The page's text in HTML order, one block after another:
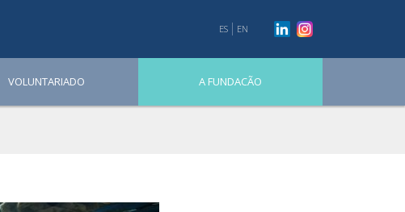
ES EN
VOLUNTARIADO A FUNDACÃO